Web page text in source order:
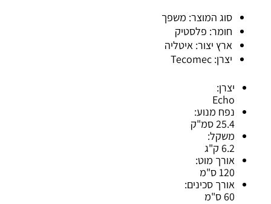
סוג המוצר: משפך
חומר: פלסטיק
ארץ יצור: איטליה
יצרן: Tecomec
יצרן:
Echo
נפח מנוע:
25.4 סמ"ק
משקל:
6.2 ק"ג
אורך מוט:
120 ס"מ
אורך סכינים:
60 ס"מ